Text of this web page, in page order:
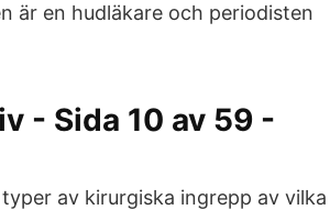
är en hudläkare och periodisten
- Sida 10 av 59 -
av kirurgiska ingrepp av vilka